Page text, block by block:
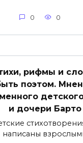
0 0
рифмы и
поэтом.
и дочери Барто
написаны